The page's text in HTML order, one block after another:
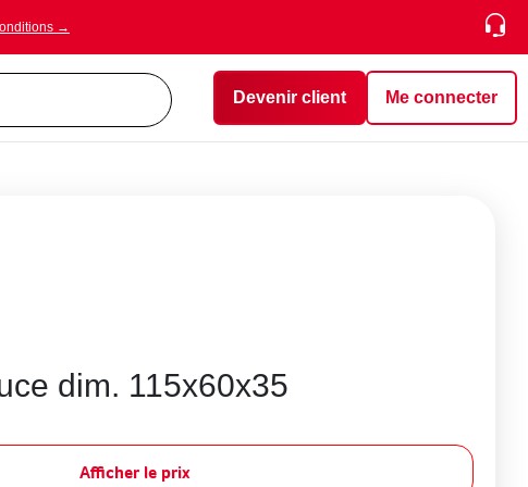
→
Devenir client Me connecter
dim. 115x60x35
Afficher le prix